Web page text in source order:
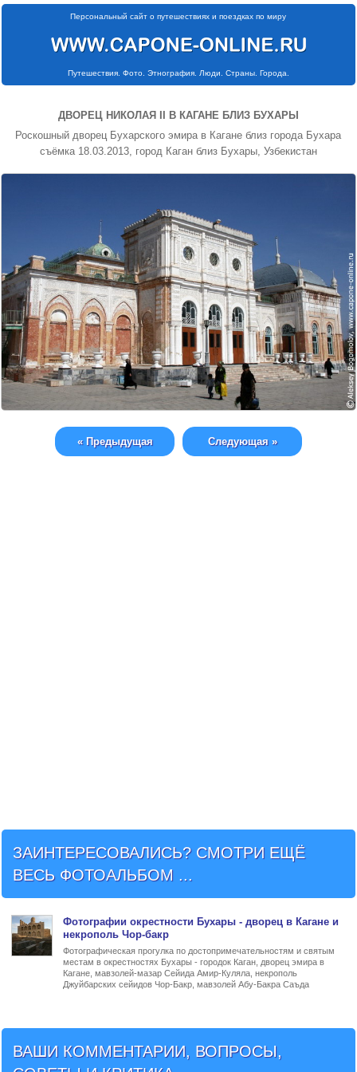
Персональный сайт о путешествиях и поездках по миру
Путешествия. Фото. Этнография. Люди. Страны. Города.
ДВОРЕЦ НИКОЛАЯ II В КАГАНЕ БЛИЗ БУХАРЫ
Роскошный дворец Бухарского эмира в Кагане близ города Бухара
съёмка 18.03.2013, город Каган близ Бухары, Узбекистан
« Предыдущая Следующая »
ЗАИНТЕРЕСОВАЛИСЬ? СМОТРИ ЕЩЁ
ВЕСЬ ФОТОАЛЬБОМ ...
Фотографии окрестности Бухары - дворец в Кагане и
некрополь Чор-бакр
Фотографическая прогулка по достопримечательностям и святым
местам в окрестностях Бухары - городок Каган, дворец эмира в
Кагане, мавзолей-мазар Сейида Амир-Куляла, некрополь
Джуйбарских сейидов Чор-Бакр, мавзолей Абу-Бакра Саъда
ВАШИ КОММЕНТАРИИ, ВОПРОСЫ,